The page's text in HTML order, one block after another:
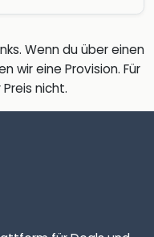
Wenn du über einen
wir eine Provision. Für
nicht.